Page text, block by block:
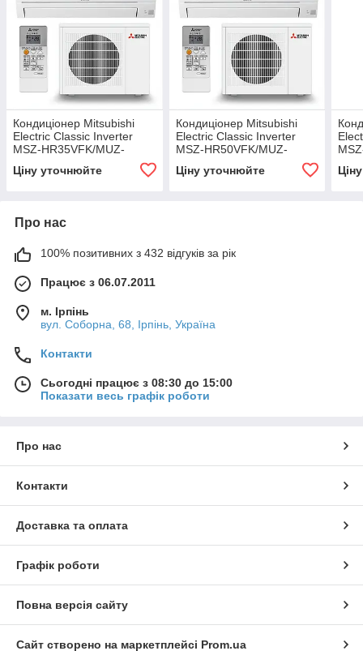
Кондиціонер Mitsubishi
Electric Classic Inverter
MSZ-HR35VFK/MUZ-
Ціну уточнюйте
Кондиціонер Mitsubishi
Electric Classic Inverter
MSZ-HR50VFK/MUZ-
Ціну уточнюйте
Про нас
100% позитивних з 432 відгуків за рік
Працює з 06.07.2011
м. Ірпінь
вул. Соборна, 68, Ірпінь, Україна
Контакти
Сьогодні працює з 08:30 до 15:00
Показати весь графік роботи
Про нас
Контакти
Доставка та оплата
Графік роботи
Повна версія сайту
Сайт створено на маркетплейсі Prom.ua